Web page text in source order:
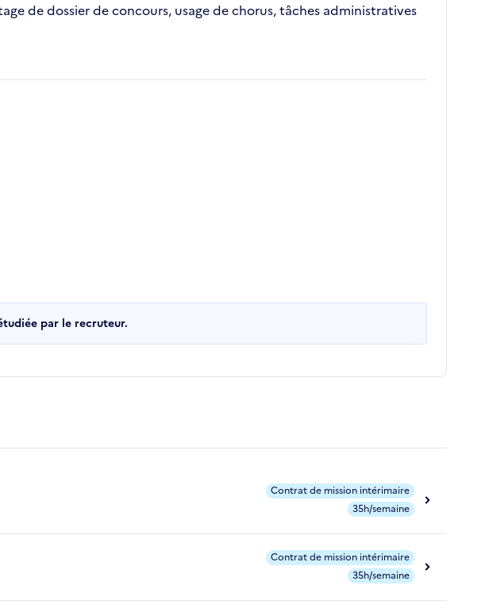
de dossier de concours, usage de chorus, tâches administratives
par le recruteur.
Contrat de mission intérimaire
35h/semaine
Contrat de mission intérimaire
35h/semaine